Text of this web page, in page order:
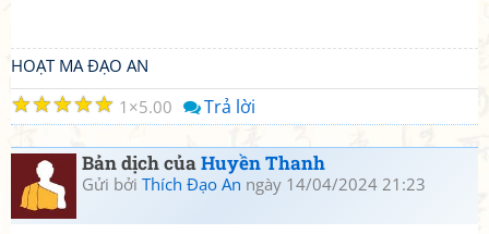
HOẠT MA ĐẠO AN
☆
☆
☆
☆
☆ 1 5.00 Trả lời
Bản dịch củaHuyền Thanh
Gửi bởi Thích Đạo An ngày 14/04/2024 21:23